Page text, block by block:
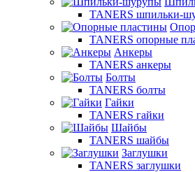
TANERS шпильки-
TANERS опорные
Анкеры
TANERS анкеры
Болты
TANERS болты
Гайки
TANERS гайки
Шайбы
TANERS шайбы
Заглушки
TANERS заглушки